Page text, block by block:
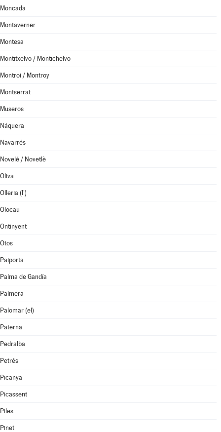
Moncada
Montaverner
Montesa
Montitxelvo / Montichelvo
Montroi / Montroy
Montserrat
Museros
Náquera
Navarrés
Novelé / Novetlè
Oliva
Olleria (l')
Olocau
Ontinyent
Otos
Paiporta
Palma de Gandía
Palmera
Palomar (el)
Paterna
Pedralba
Petrés
Picanya
Picassent
Piles
Pinet